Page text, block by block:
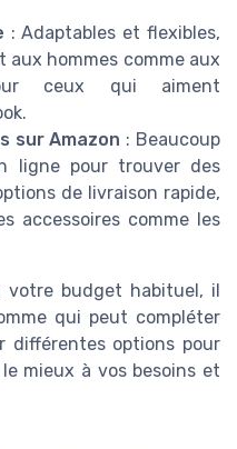
: Adaptables et flexibles,
aux hommes comme aux
ceux qui aiment
sur Amazon : Beaucoup
ligne pour trouver des
de livraison rapide,
accessoires comme les
votre budget habituel, il
qui peut compléter
différentes options pour
mieux à vos besoins et